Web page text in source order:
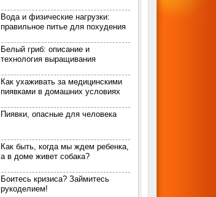
Вода и физические нагрузки:
правильное питье для похудения
Белый гриб: описание и
технология выращивания
Как ухаживать за медицинскими
пиявками в домашних условиях
Пиявки, опасные для человека
Как быть, когда мы ждем ребенка,
а в доме живет собака?
Боитесь кризиса? Займитесь
рукоделием!